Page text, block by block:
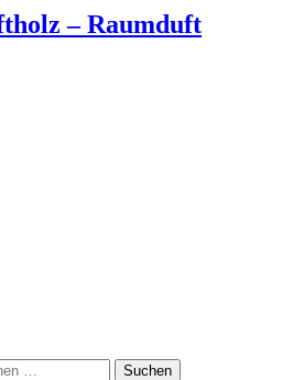
– Raumduft
Suchen